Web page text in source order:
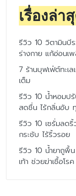
เรื่องล่า
รีวิว 10 วิตามินบี
ร่างกาย แก้อ่อนเ
7 ร้านบุฟเฟ่ต์ทะเ
เต็ม
รีวิว 10 น้ำหอมป
สดชื่น ไร้กลิ่นอับ
รีวิว 10 เซรั่มลด
กระชับ ไร้ริ้วรอย
รีวิว 10 น้ำยาถูพื้
เท้า ช่วยฆ่าเชื้อโรค